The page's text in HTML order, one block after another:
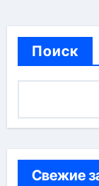
Поиск
Свежие